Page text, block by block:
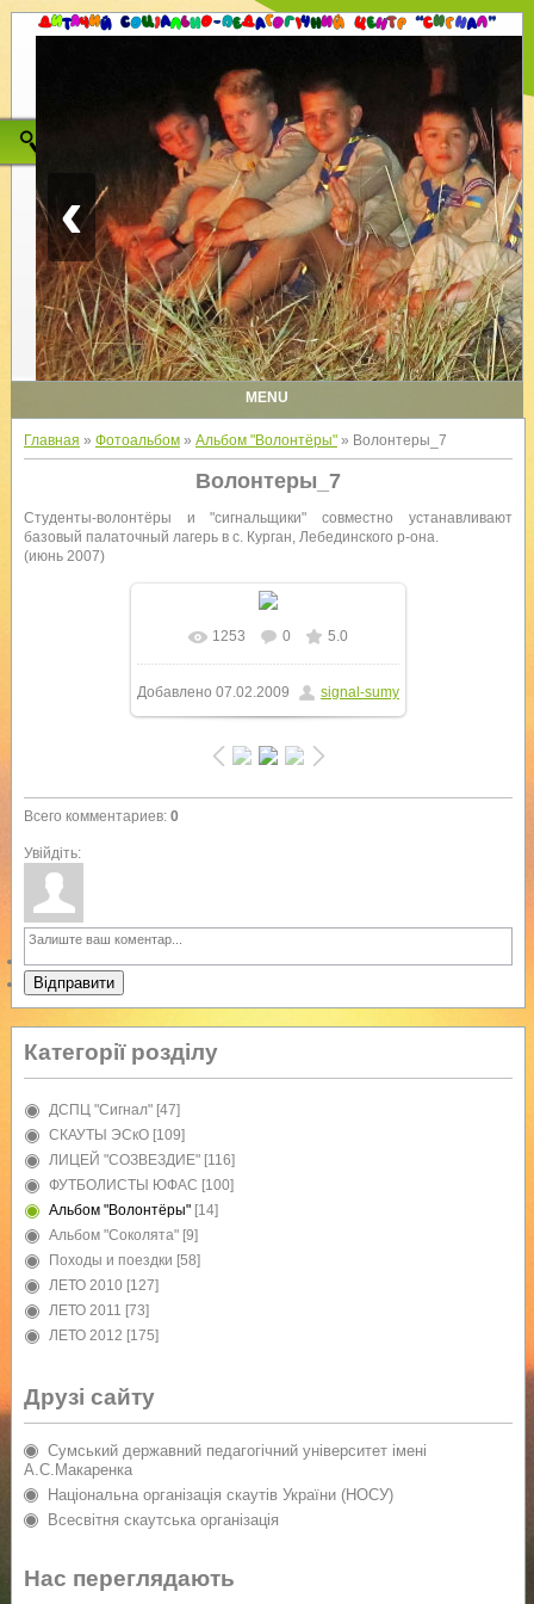
‹
MENU
Главная » Фотоальбом» Альбом "Волонтёры"» Волонтеры_7
Волонтеры_7
Студенты-волонтёры и "сигнальщики" совместно устанавливают
базовый палаточный лагерь в с. Курган, Лебединского р-она.
(июнь 2007)
1253 0 5.0
Добавлено 07.02.2009 signal-sumy
Всего комментариев: 0
Увійдіть:
Відправити
Категорії розділу
ДСПЦ "Сигнал" [47]
СКАУТЫ ЭСкО [109]
ЛИЦЕЙ "СОЗВЕЗДИЕ" [116]
ФУТБОЛИСТЫ ЮФАС [100]
Альбом "Волонтёры" [14]
Альбом "Соколята" [9]
Походы и поездки [58]
ЛЕТО 2010 [127]
ЛЕТО 2011 [73]
ЛЕТО 2012 [175]
Друзі сайту
Сумський державний педагогічний університет імені
А.С.Макаренка
Національна організація скаутів України (НОСУ)
Всесвітня скаутська організація
Нас переглядають